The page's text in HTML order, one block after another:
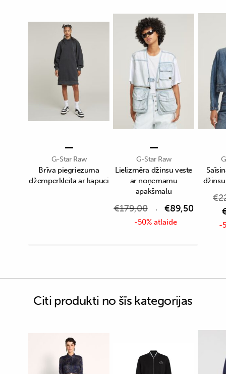
G-Star Raw
Brīva piegriezuma
džemperkleita ar kapuci
G-Star Raw
Lielizmēra džinsu veste
ar noņemamu
apakšmalu
€179,00 €89,50
-50% atlaide
€
-
Citi produkti no šīs kategorijas